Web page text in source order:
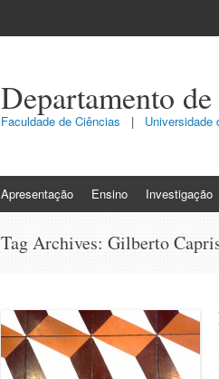
Departamento
Faculdade de Ciências | Universidade
Apresentação Ensino Investigação
Tag Archives: Gilberto